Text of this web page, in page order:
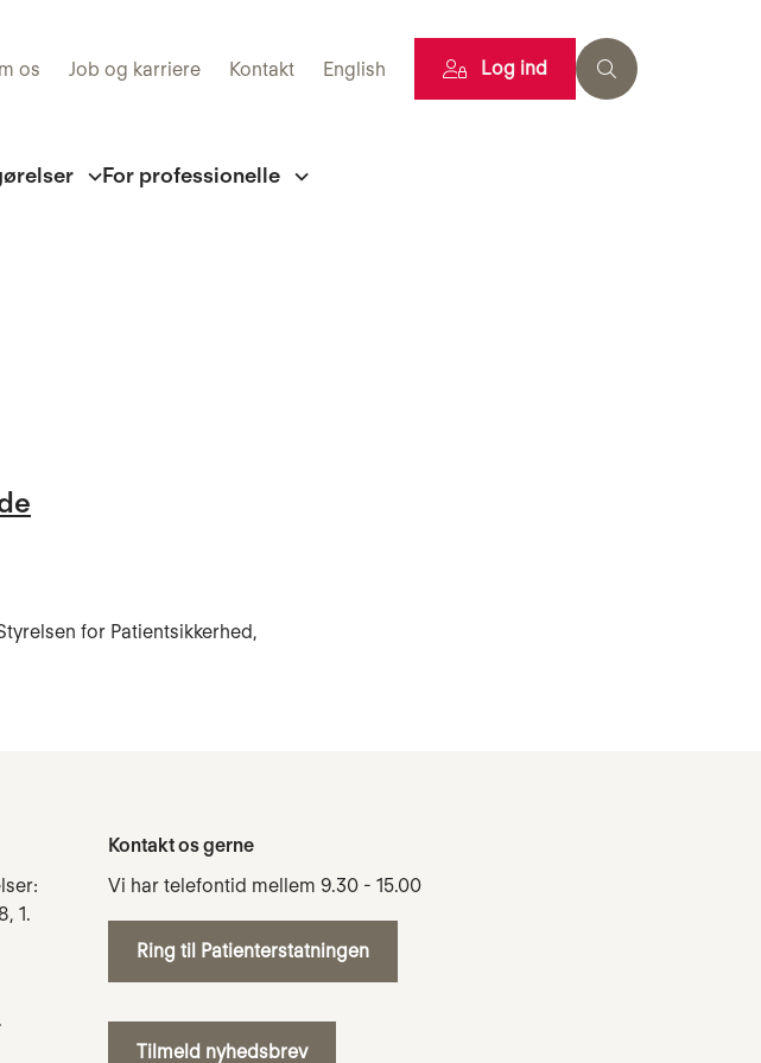
os Job og karriere Kontakt English Log ind
For professionelle
for Patientsikkerhed,
1.
Kontakt os gerne
Vi har telefontid mellem 9.30 - 15.00
Ring til Patienterstatningen
Tilmeld nyhedsbrev